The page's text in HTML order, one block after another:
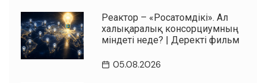
Реактор – «Росатомдікі». Ал
халықаралық консорциумның
міндеті неде? | Деректі фильм
05.08.2026